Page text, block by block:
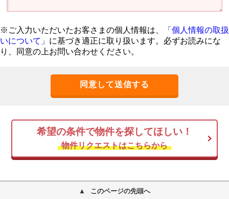
※ご入力いただいたお客さまの個人情報は、
「個人情報の取扱
いについて」 に基づき適正に取り扱います。必ずお読みにな
り、同意の上お問い合わせください。
希望の条件で物件を探してほしい！
物件リクエストはこちらから
このページの先頭へ